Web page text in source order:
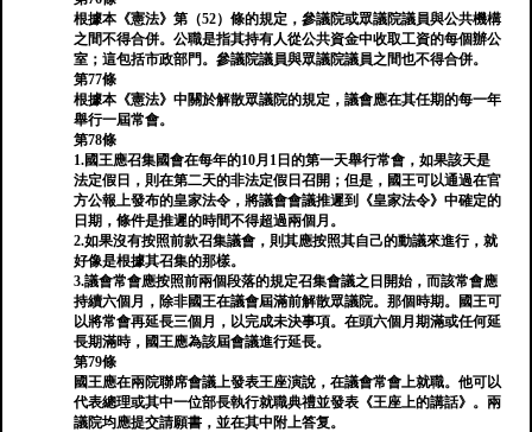
根據本《憲法》第（52）條的規定，參議院或眾議院議員與公共機構
之間不得合併。公職是指其持有人從公共資金中收取工資的每個辦公
室；這包括市政部門。參議院議員與眾議院議員之間也不得合併。
第77條
根據本《憲法》中關於解散眾議院的規定，議會應在其任期的每一年
舉行一屆常會。
第78條
1.國王應召集國會在每年的10月1日的第一天舉行常會，如果該天是
法定假日，則在第二天的非法定假日召開；但是，國王可以通過在官
方公報上發布的皇家法令，將議會會議推遲到《皇家法令》中確定的
日期，條件是推遲的時間不得超過兩個月。
2.如果沒有按照前款召集議會，則其應按照其自己的動議來進行，就
好像是根據其召集的那樣。
3.議會常會應按照前兩個段落的規定召集會議之日開始，而該常會應
持續六個月，除非國王在議會屆滿前解散眾議院。那個時期。國王可
以將常會再延長三個月，以完成未決事項。在頭六個月期滿或任何延
長期滿時，國王應為該屆會議進行延長。
第79條
國王應在兩院聯席會議上發表王座演說，在議會常會上就職。他可以
代表總理或其中一位部長執行就職典禮並發表《王座上的講話》。兩
議院均應提交請願書，並在其中附上答复。